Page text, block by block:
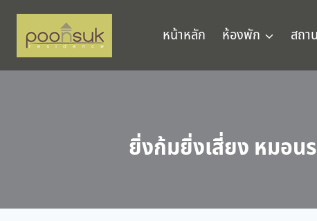
หน้าหลัก ห้องพัก สถา
ยิ่งก้มยิ่งเสี่ยง หมอน